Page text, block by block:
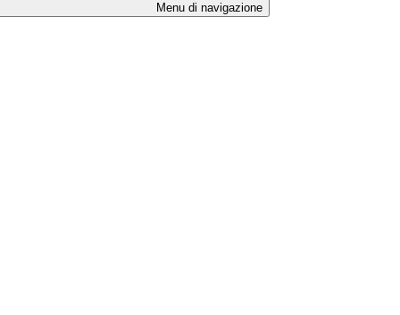
Menu di navigazione